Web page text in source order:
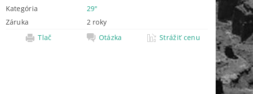
Kategória
29"
Záruka
2 roky
Tlač
Otázka Strážiť cenu